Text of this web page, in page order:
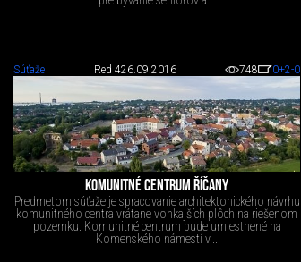
Súťaže Red 426.09.2016 748 0+2-0
KOMUNITNÉ CENTRUM ŘÍČANY
Predmetom súťaže je spracovanie architektonického návrhu
komunitného centra vrátane vonkajších plôch na riešenom
pozemku. Komunitné centrum bude umiestnené na
Komenského námestí v...